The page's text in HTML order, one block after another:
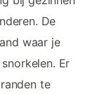
De
waar je
Er
te